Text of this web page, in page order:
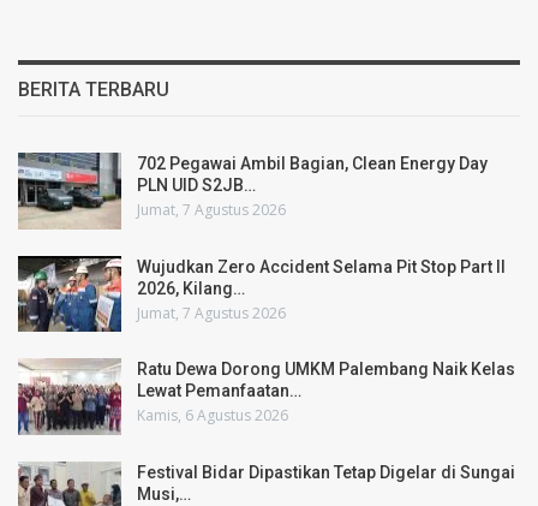
BERITA TERBARU
702 Pegawai Ambil Bagian, Clean Energy Day
PLN UID S2JB…
Jumat, 7 Agustus 2026
Wujudkan Zero Accident Selama Pit Stop Part II
2026, Kilang…
Jumat, 7 Agustus 2026
Ratu Dewa Dorong UMKM Palembang Naik Kelas
Lewat Pemanfaatan…
Kamis, 6 Agustus 2026
Festival Bidar Dipastikan Tetap Digelar di Sungai
Musi,…